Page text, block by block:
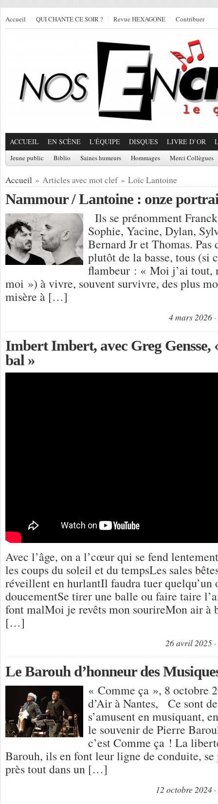
Accueil QUI CHANTE CE SOIR ? Revue HEXAGONE Contribuer
ACCUEIL EN SCÈNE L'ÉQUIPE DISQUES LIVRE D’OR
Jeune public Biblio Saines humeurs Hommages Merci Collègues
Accueil » Articles avec mot clef » Loïc Lantoine
Nammour / Lantoine : onze
Ils se prénomment
Sophie, Yacine, Dylan,
Bernard Jr et Thomas. Pas
plutôt de la basse, tous (si
flambeur : « Moi j’ai tout,
moi ») à vivre, souvent survivre, des plus
misère à […]
4 mars 2026
Imbert Imbert, avec Greg Gensse,
bal »
Avec l’âge, on a l’cœur qui se fend
les coups du soleil et du tempsLes sales
réveillent en hurlantIl faudra tuer quelqu’un
doucementSe tirer une balle ou faire taire
font malMoi je revêts mon sourireMon air à
[…]
26 avril 2025
Le Barouh d’honneur des
« Comme ça », 8 octobre
d’Air à Nantes, Ce sont
s’amusent en musiquant,
le souvenir de Pierre
c’est Comme ça ! La
Barouh, ils en font leur ligne de conduite, se
près tout dans un […]
12 octobre 2024